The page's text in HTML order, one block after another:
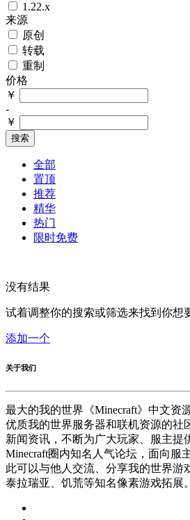
1.22.x
来源
原创
转载
重制
价格
￥
-
￥
搜索
全部
置顶
推荐
精华
热门
限时免费
没有结果
试着调整你的搜索或筛选来找到你想
添加一个
关于我们
最大的我的世界《Minecraft》中文资
优质我的世界服务器和联机资源的社
新闻资讯，不断为广大玩家、服主提
Minecraft圈内知名人气论坛，面向服
此可以与他人交流、分享我的世界游
泰拉瑞亚、饥荒等知名像素游戏拓展。